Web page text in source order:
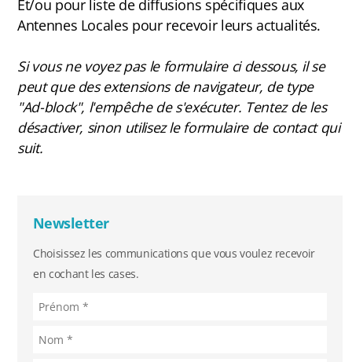
Et/ou pour liste de diffusions spécifiques aux
Antennes Locales pour recevoir leurs actualités.
Si vous ne voyez pas le formulaire ci dessous, il se
peut que des extensions de navigateur, de type
"Ad-block", l'empêche de s'exécuter. Tentez de les
désactiver, sinon utilisez le formulaire de contact qui
suit.
Newsletter
Choisissez les communications que vous voulez recevoir
en cochant les cases.
Beaumont
Belledonne
Capcir-Cerdagne
Ventoux